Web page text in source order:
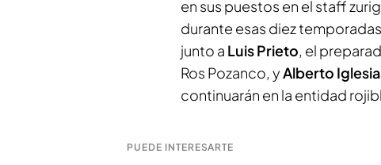
en sus puestos en el staff
durante esas diez
junto a Luis Prieto, el
Ros Pozanco, yAlberto
continuarán en la entidad
PUEDE INTERESARTE